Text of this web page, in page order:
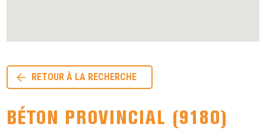
RETOUR À LA RECHERCHE
BÉTON PROVINCIAL (9180)